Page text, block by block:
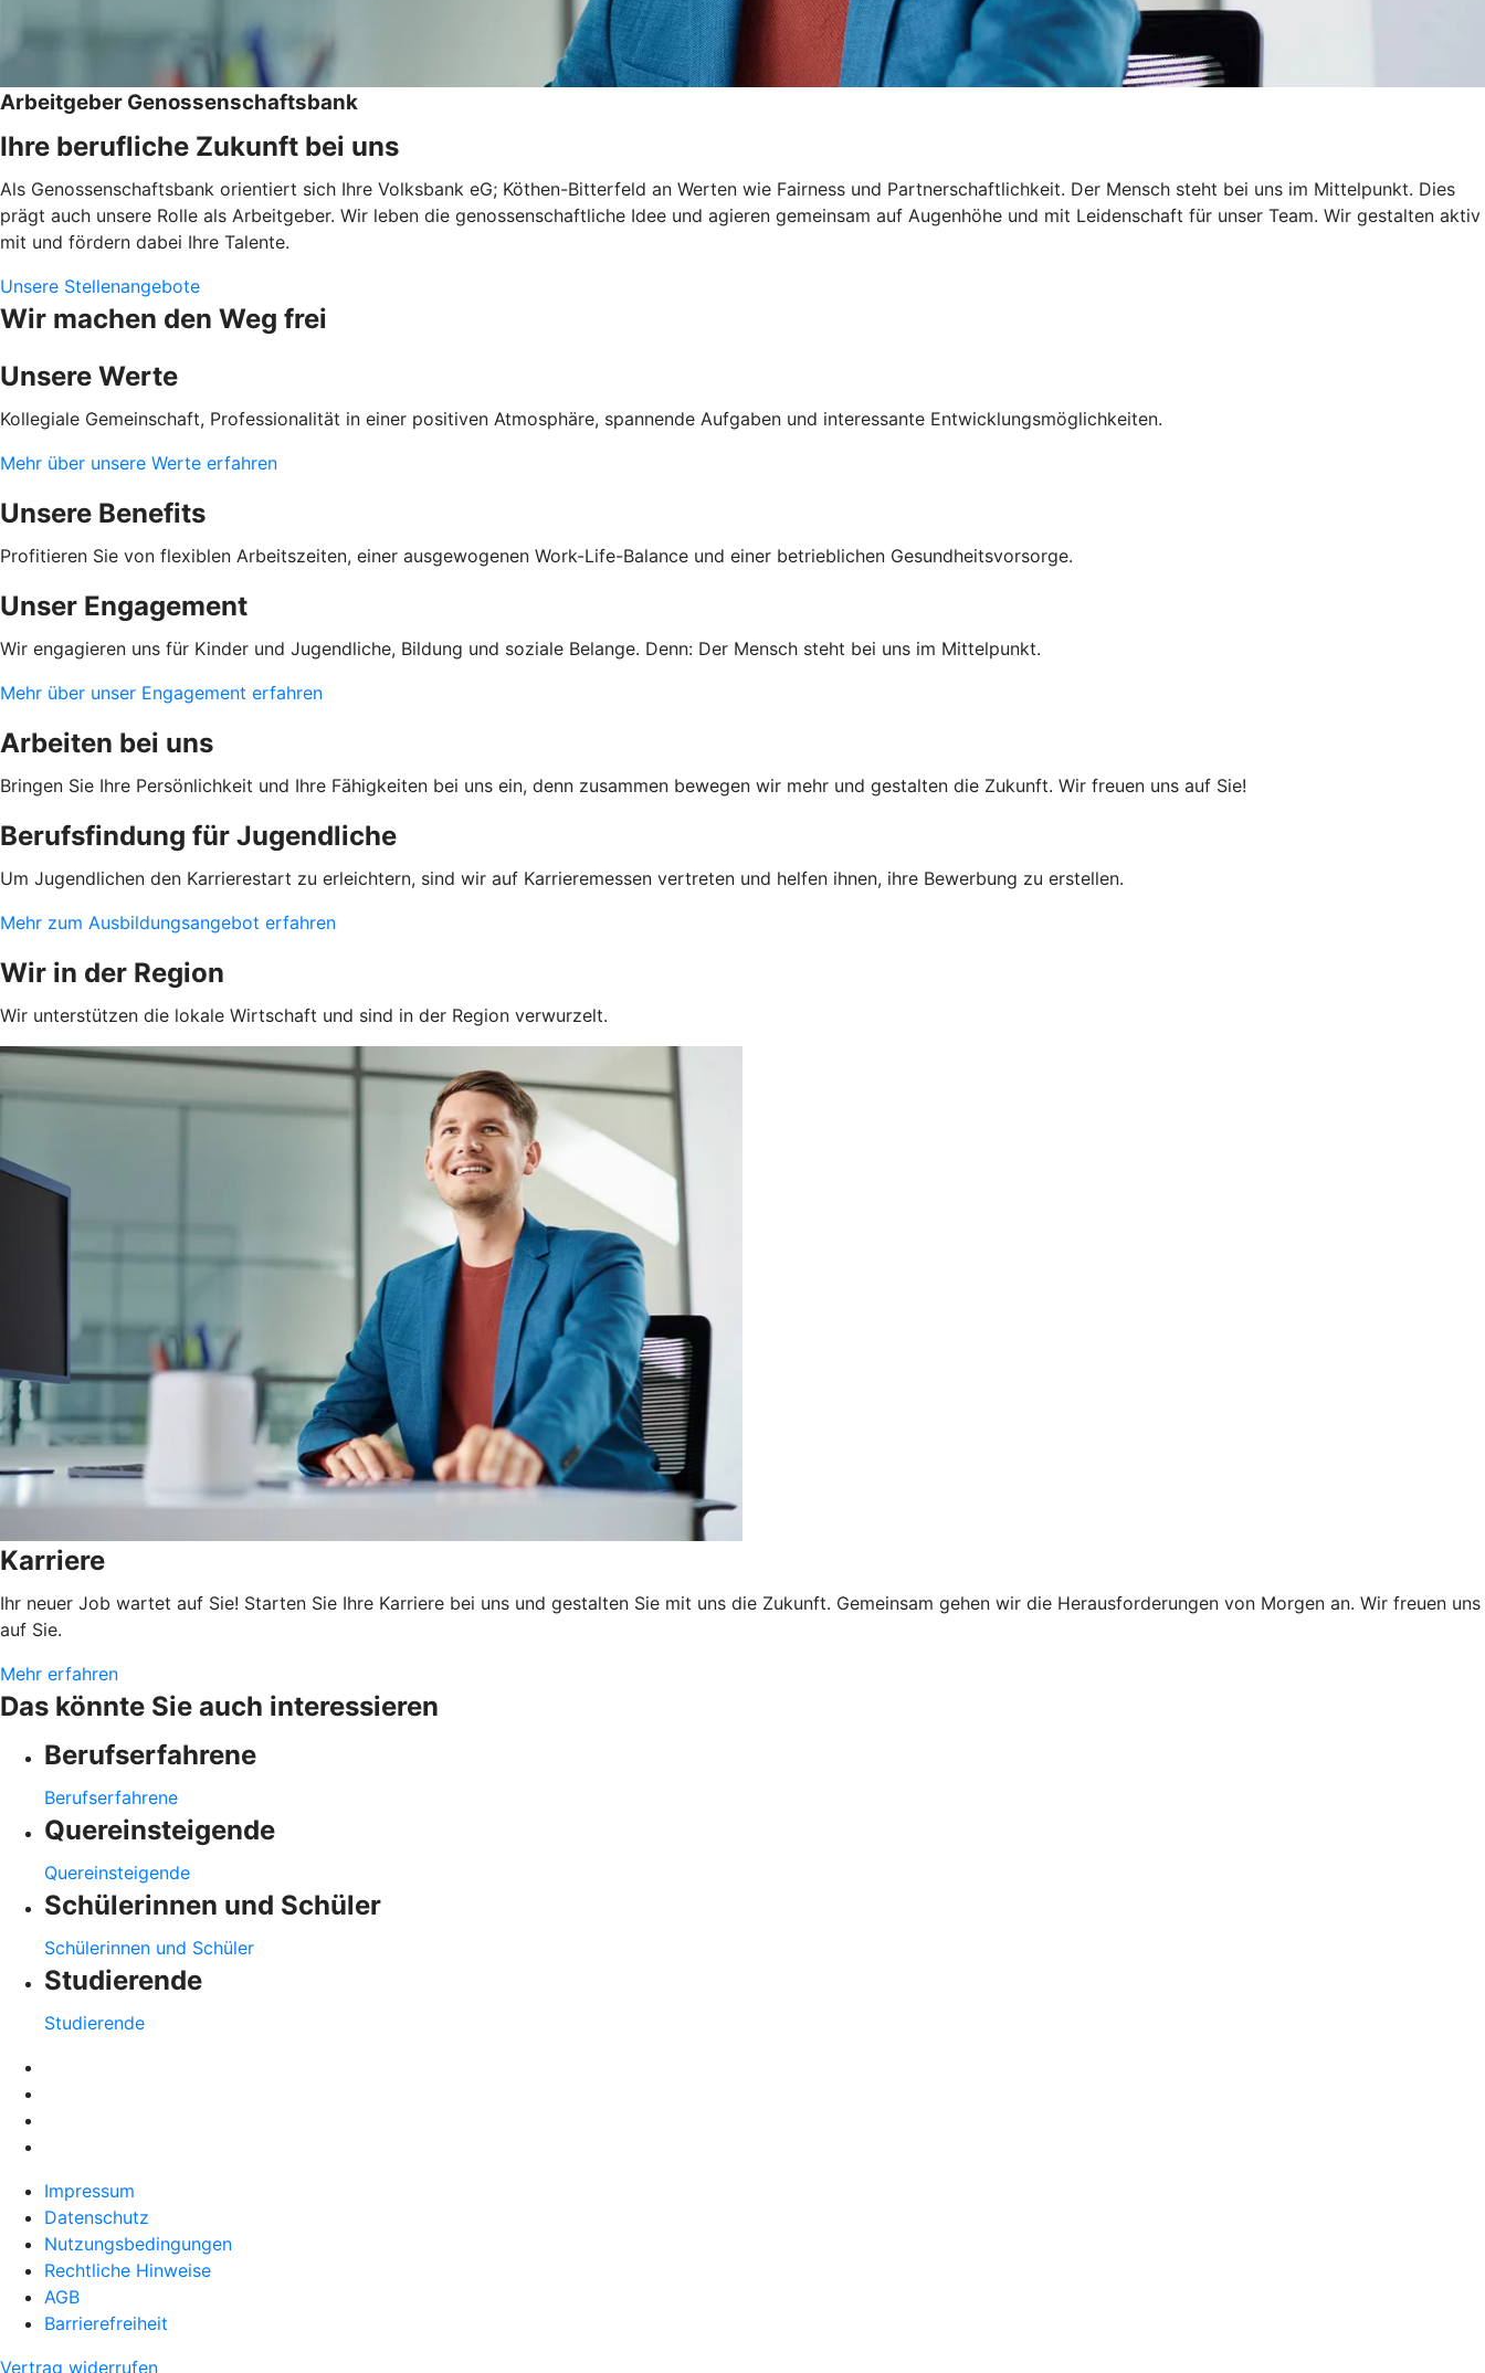
Arbeitgeber Genossenschaftsbank
Ihre berufliche Zukunft bei uns
Als Genossenschaftsbank orientiert sich Ihre Volksbank eG; Köthen-Bitterfeld an Werten wie Fairness und Partnerschaftlichkeit. Der Mensch steht bei uns im Mittelpunkt. Dies
prägt auch unsere Rolle als Arbeitgeber. Wir leben die genossenschaftliche Idee und agieren gemeinsam auf Augenhöhe und mit Leidenschaft für unser Team. Wir gestalten aktiv
mit und fördern dabei Ihre Talente.
Unsere Stellenangebote
Wir machen den Weg frei
Unsere Werte
Kollegiale Gemeinschaft, Professionalität in einer positiven Atmosphäre, spannende Aufgaben und interessante Entwicklungsmöglichkeiten.
Mehr über unsere Werte erfahren
Unsere Benefits
Profitieren Sie von flexiblen Arbeitszeiten, einer ausgewogenen Work-Life-Balance und einer betrieblichen Gesundheitsvorsorge.
Unser Engagement
Wir engagieren uns für Kinder und Jugendliche, Bildung und soziale Belange. Denn: Der Mensch steht bei uns im Mittelpunkt.
Mehr über unser Engagement erfahren
Arbeiten bei uns
Bringen Sie Ihre Persönlichkeit und Ihre Fähigkeiten bei uns ein, denn zusammen bewegen wir mehr und gestalten die Zukunft. Wir freuen uns auf Sie!
Berufsfindung für Jugendliche
Um Jugendlichen den Karrierestart zu erleichtern, sind wir auf Karrieremessen vertreten und helfen ihnen, ihre Bewerbung zu erstellen.
Mehr zum Ausbildungsangebot erfahren
Wir in der Region
Wir unterstützen die lokale Wirtschaft und sind in der Region verwurzelt.
Karriere
Ihr neuer Job wartet auf Sie! Starten Sie Ihre Karriere bei uns und gestalten Sie mit uns die Zukunft. Gemeinsam gehen wir die Herausforderungen von Morgen an. Wir freuen uns
auf Sie.
Mehr erfahren
Das könnte Sie auch interessieren
Berufserfahrene
Berufserfahrene
Quereinsteigende
Quereinsteigende
Schülerinnen und Schüler
Schülerinnen und Schüler
Studierende
Studierende
Impressum
Datenschutz
Nutzungsbedingungen
Rechtliche Hinweise
AGB
Barrierefreiheit
Vertrag widerrufen